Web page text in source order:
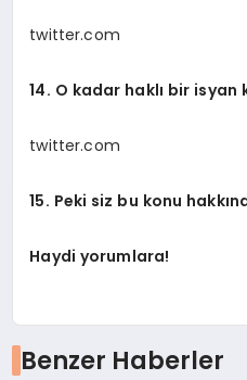
twitter.com
14. O kadar haklı bir isyan
twitter.com
15. Peki siz bu konu
Haydi yorumlara!
Benzer Haberler